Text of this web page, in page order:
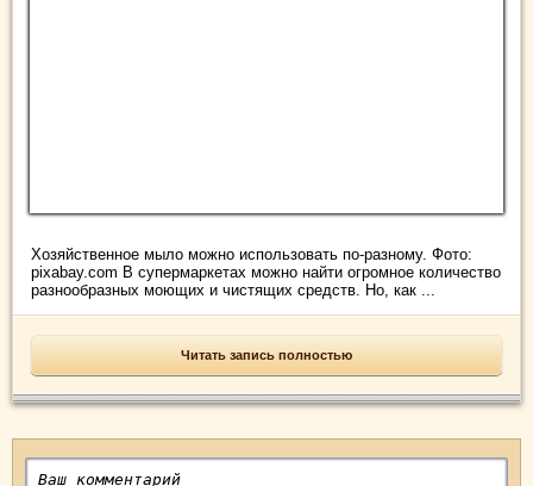
Хозяйственное мыло можно использовать по-разному. Фото:
pixabay.com В супермаркетах можно найти огромное количество
разнообразных моющих и чистящих средств. Но, как ...
Читать запись полностью